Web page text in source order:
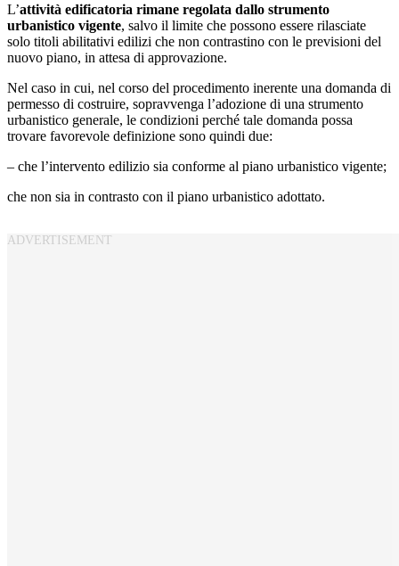
L’attività edificatoria rimane regolata dallo strumento
urbanistico vigente, salvo il limite che possono essere rilasciate
solo titoli abilitativi edilizi che non contrastino con le previsioni del
nuovo piano, in attesa di approvazione.
Nel caso in cui, nel corso del procedimento inerente una domanda di
permesso di costruire, sopravvenga l’adozione di una strumento
urbanistico generale, le condizioni perché tale domanda possa
trovare favorevole definizione sono quindi due:
– che l’intervento edilizio sia conforme al piano urbanistico vigente;
che non sia in contrasto con il piano urbanistico adottato.